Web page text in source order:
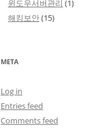
윈도우서버관리 (1)
해킹보안(15)
META
Log in
Entries feed
Comments feed